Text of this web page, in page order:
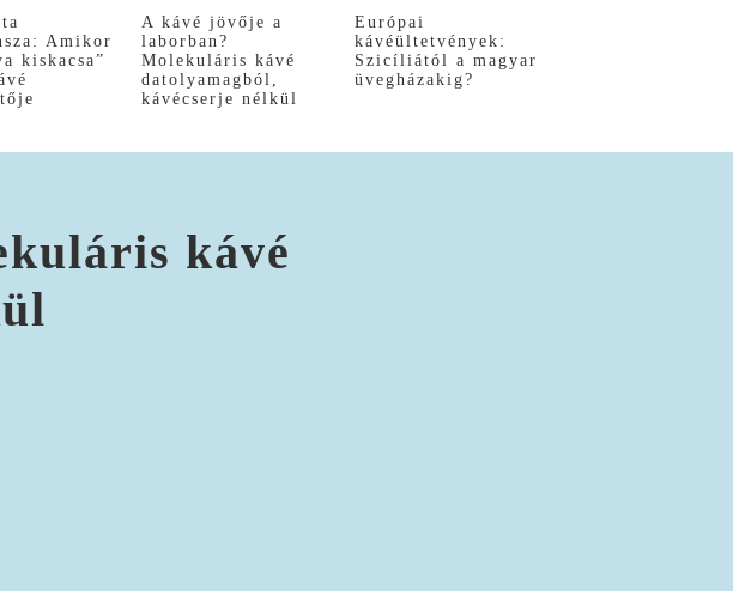
Amikor
kiskacsa”
A kávé jövője a
laborban?
Molekuláris kávé
datolyamagból,
kávécserje nélkül
Európai
kávéültetvények:
Szicíliától a magyar
üvegházakig?
kávé